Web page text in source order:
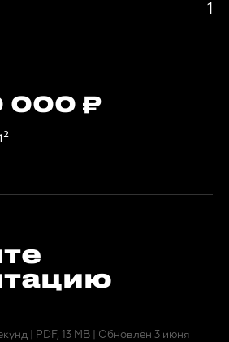
1
000
PDF, 13 MB
Обновлён 3 июня